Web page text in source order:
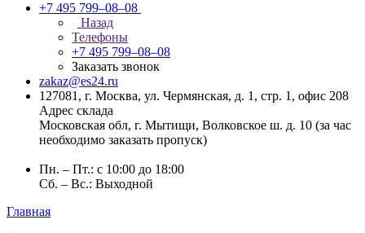
+7 495 799–08–08
Назад
Телефоны
+7 495 799–08–08
Заказать звонок
zakaz@es24.ru
127081, г. Москва, ул. Чермянская, д. 1, стр. 1, офис 208
Адрес склада
Московская обл, г. Мытищи, Волковское ш. д. 10 (за час
необходимо заказать пропуск)
Пн. – Пт.: с 10:00 до 18:00
Сб. – Вс.: Выходной
Главная